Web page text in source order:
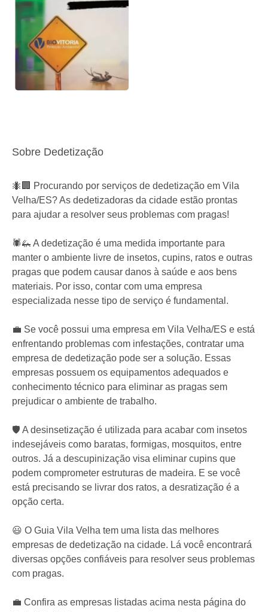
Sobre Dedetização
🐜🏢 Procurando por serviços de dedetização em Vila
Velha/ES? As dedetizadoras da cidade estão prontas
para ajudar a resolver seus problemas com pragas!
🕷️🦗 A dedetização é uma medida importante para
manter o ambiente livre de insetos, cupins, ratos e outras
pragas que podem causar danos à saúde e aos bens
materiais. Por isso, contar com uma empresa
especializada nesse tipo de serviço é fundamental.
💼 Se você possui uma empresa em Vila Velha/ES e está
enfrentando problemas com infestações, contratar uma
empresa de dedetização pode ser a solução. Essas
empresas possuem os equipamentos adequados e
conhecimento técnico para eliminar as pragas sem
prejudicar o ambiente de trabalho.
🛡️ A desinsetização é utilizada para acabar com insetos
indesejáveis como baratas, formigas, mosquitos, entre
outros. Já a descupinização visa eliminar cupins que
podem comprometer estruturas de madeira. E se você
está precisando se livrar dos ratos, a desratização é a
opção certa.
😃 O Guia Vila Velha tem uma lista das melhores
empresas de dedetização na cidade. Lá você encontrará
diversas opções confiáveis para resolver seus problemas
com pragas.
💼 Confira as empresas listadas acima nesta página do